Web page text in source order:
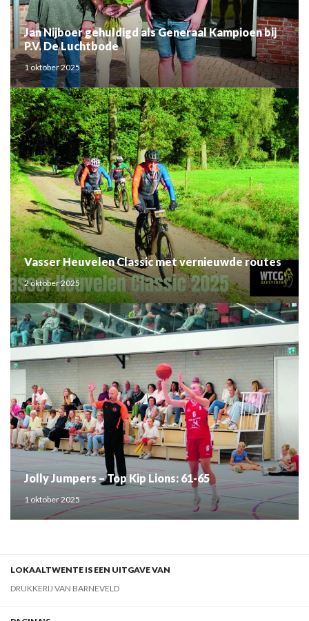
Jan Nijboer gehuldigd als Generaal Kampioen bij
P.V. De Luchtbode
1 oktober 2025
Vasser Heuvelen Classic met vernieuwde routes
2 oktober 2025
Jolly Jumpers – Top Kip Lions: 61-65
1 oktober 2025
LOKAALTWENTE IS EEN UITGAVE VAN
DRUKKERIJ VAN BARNEVELD